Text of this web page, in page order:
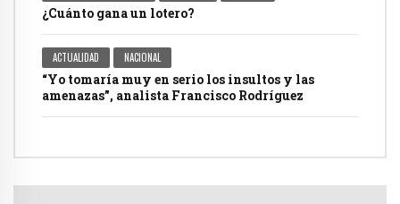
¿Cuánto gana un lotero?
ACTUALIDAD NACIONAL
“Yo tomaría muy en serio los insultos y las
amenazas”, analista Francisco Rodríguez